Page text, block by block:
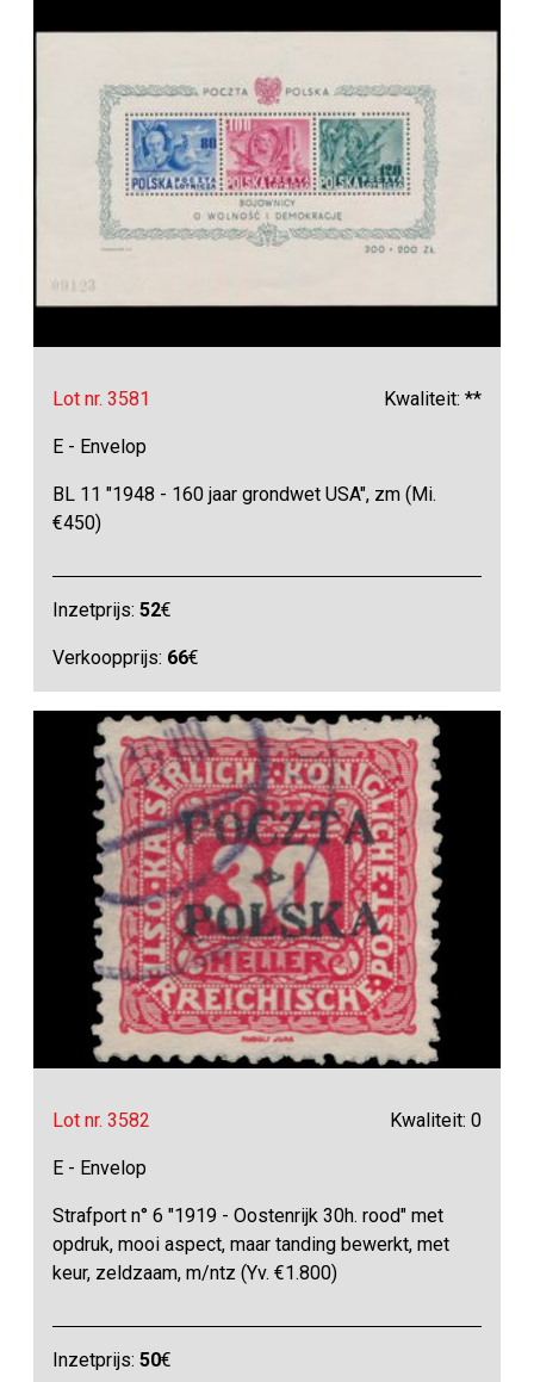
Lot nr. 3581 Kwaliteit: **
E - Envelop
BL 11 "1948 - 160 jaar grondwet USA", zm (Mi.
€450)
Inzetprijs:52€
Verkoopprijs: 66€
Lot nr. 3582 Kwaliteit: 0
E - Envelop
Strafport n° 6 "1919 - Oostenrijk 30h. rood" met
opdruk, mooi aspect, maar tanding bewerkt, met
keur, zeldzaam, m/ntz (Yv. €1.800)
Inzetprijs:50€